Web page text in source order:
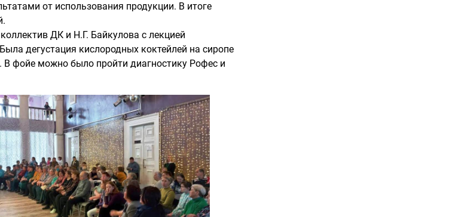
от использования продукции. В итоге
ДК и Н.Г. Байкулова с лекцией
дегустация кислородных коктейлей на сиропе
В фойе можно было пройти диагностику Рофес и